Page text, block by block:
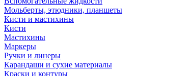
Мольберты, этюдники, планшеты
Кисти и мастихины
Кисти
Мастихины
Маркеры
Ручки и линеры
Карандаши и сухие материалы
Краски и контуры